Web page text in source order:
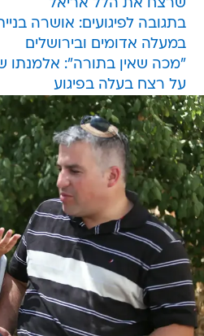
שרצח את הלל אריאל
במעלה אדומים ובירושלים
"מכה שאין בתורה":
על רצח בעלה בפיגוע